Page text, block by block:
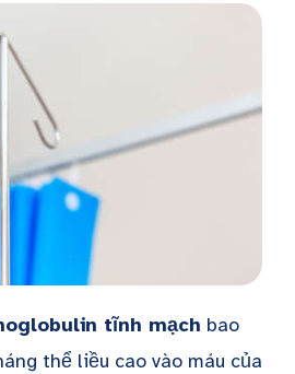
tĩnh mạch bao
thể liều cao vào máu của